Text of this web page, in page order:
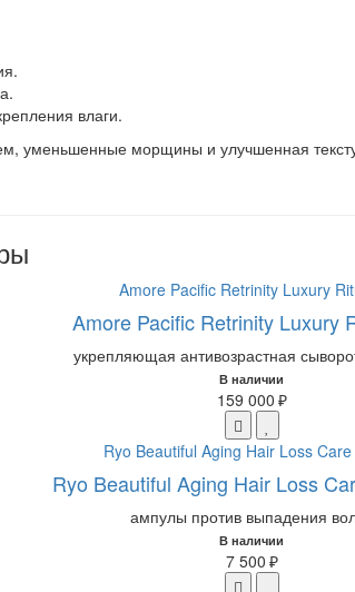
влаги.
уменьшенные морщины и улучшенная
Amore Pacific Retrinity Luxury
укрепляющая антивозрастная
В наличии
159 000 ₽
Ryo Beautiful Aging Hair Loss
ампулы против выпадения
В наличии
7 500 ₽